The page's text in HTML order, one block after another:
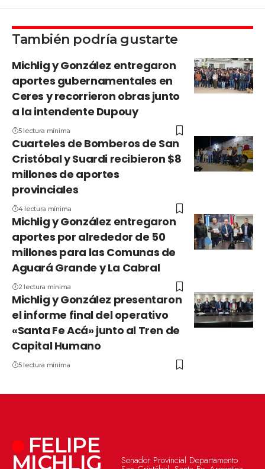
También podría gustarte
Michlig y González entregaron
aportes gubernamentales en
Ceres y recorrieron obras junto
a la intendente Dupouy
5 lectura mínima
Cuarteles de Bomberos de San
Cristóbal y Suardi recibieron $8
millones de aportes
provinciales
4 lectura mínima
Michlig y González entregaron
aportes por alrededor de 50
millones para las Comunas de
Aguará Grande y La Cabral
2 lectura mínima
Michlig y González presentaron
el informe final del operativo
«Santa Fe Acá» junto al Tren de
Capital Humano
5 lectura mínima
FELIPE
MICHLIG Senador Provincial Departamento